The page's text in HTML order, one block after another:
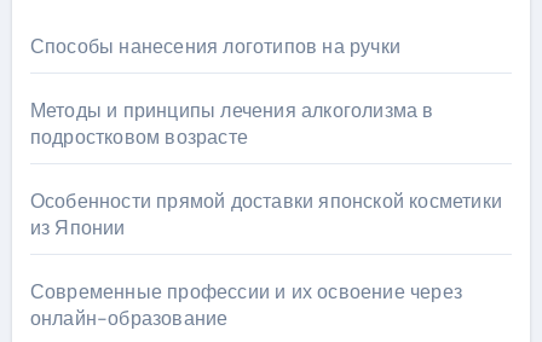
Способы нанесения логотипов на ручки
Методы и принципы лечения алкоголизма в
подростковом возрасте
Особенности прямой доставки японской косметики
из Японии
Современные профессии и их освоение через
онлайн-образование